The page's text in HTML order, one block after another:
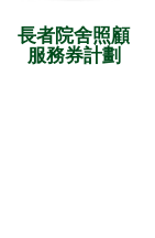
長者院舍照顧
服務券計劃